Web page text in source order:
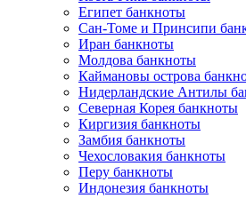
Египет банкноты
Сан-Томе и Принсипи
Иран банкноты
Молдова банкноты
Каймановы острова
Нидерландские Антилы
Северная Корея банкноты
Киргизия банкноты
Замбия банкноты
Чехословакия банкноты
Перу банкноты
Индонезия банкноты